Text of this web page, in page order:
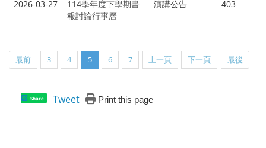
2026-03-27
114學年度下學期書
報討論行事曆
演講公告 403
最前 3 4 5 6 7 上一頁 下一頁 最後
Share Tweet Print this page